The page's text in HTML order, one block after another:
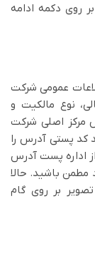
روی دکمه ادامه
عمومی شرکت
نوع مالکیت و
اصلی شرکت
کد پستی آدرس را
اداره پست آدرس
مطمن باشید. حالا
بر روی گام